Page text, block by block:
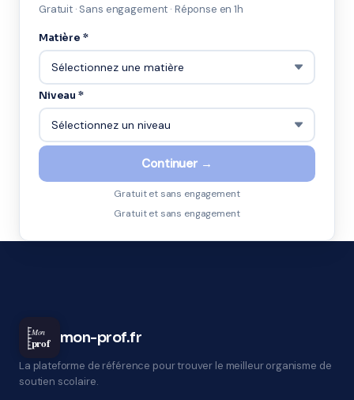
Gratuit · Sans engagement · Réponse en 1h
Matière *
Niveau *
Continuer →
Gratuit et sans engagement
Gratuit et sans engagement
Mon
prof mon-prof.fr
La plateforme de référence pour trouver le meilleur organisme de
soutien scolaire.